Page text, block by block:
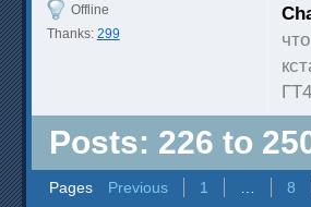
Offline
Thanks: 299
Posts: 226 to
Pages Previous 1 8